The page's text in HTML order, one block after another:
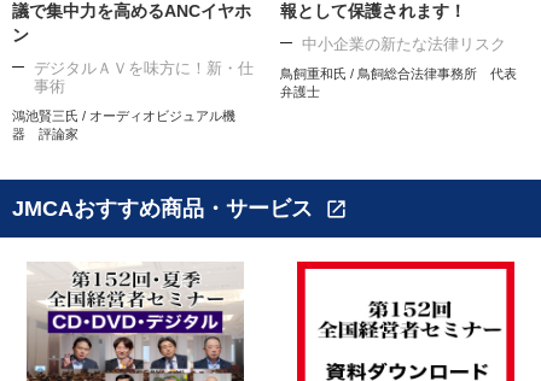
議で集中力を高めるANCイヤホ
ン
デジタルＡＶを味方に！新・仕
事術
鴻池賢三氏 / オーディオビジュアル機
器 評論家
報として保護されます！
中小企業の新たな法律リスク
鳥飼重和氏 / 鳥飼総合法律事務所 代表
弁護士
JMCAおすすめ商品・サービス open_in_new